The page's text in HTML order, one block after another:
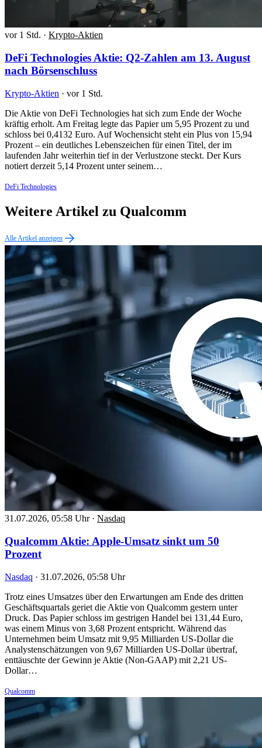
vor 1 Std. · Krypto-Aktien
DeFi Technologies Aktie: Q2-Zahlen am 13. August
nach Börsenschluss
Krypto-Aktien · vor 1 Std.
Die Aktie von DeFi Technologies hat sich zum Ende der Woche
kräftig erholt. Am Freitag legte das Papier um 5,95 Prozent zu und
schloss bei 0,4132 Euro. Auf Wochensicht steht ein Plus von 15,94
Prozent – ein deutliches Lebenszeichen für einen Titel, der im
laufenden Jahr weiterhin tief in der Verlustzone steckt. Der Kurs
notiert derzeit 5,14 Prozent unter seinem…
DeFi Technologies
Weitere Artikel zu Qualcomm
Alle Artikel anzeigen
31.07.2026, 05:58 Uhr · Nasdaq
Qualcomm Aktie: Apple-Umsatz sinkt um 50
Prozent
Nasdaq · 31.07.2026, 05:58 Uhr
Trotz eines Umsatzes über den Erwartungen am Ende des dritten
Geschäftsquartals geriet die Aktie von Qualcomm gestern unter
Druck. Das Papier schloss im gestrigen Handel bei 131,44 Euro,
was einem Minus von 3,68 Prozent entspricht. Während das
Unternehmen beim Umsatz mit 9,95 Milliarden US-Dollar die
Analystenschätzungen von 9,67 Milliarden US-Dollar übertraf,
enttäuschte der Gewinn je Aktie (Non-GAAP) mit 2,21 US-
Dollar…
Qualcomm